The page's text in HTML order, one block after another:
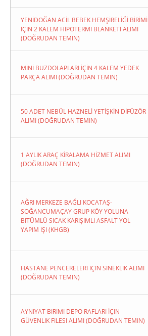
YENİDOĞAN ACİL BEBEK HEMŞİRELİĞİ BİRİMİ
İÇİN 2 KALEM HİPOTERMİ BLANKETİ ALIMI
(DOĞRUDAN TEMIN)
MİNİ BUZDOLAPLARI İÇİN 4 KALEM YEDEK
PARÇA ALIMI (DOĞRUDAN TEMIN)
50 ADET NEBÜL HAZNELİ YETİŞKİN DİFÜZÖR
ALIMI (DOĞRUDAN TEMIN)
1 AYLIK ARAÇ KİRALAMA HİZMET ALIMI
(DOĞRUDAN TEMIN)
AĞRI MERKEZE BAĞLI KOCATAŞ-
SOĞANCUMAÇAY GRUP KÖY YOLUNA
BITÜMLÜ SICAK KARIŞIMLI ASFALT YOL
YAPIM IŞI (KHGB)
HASTANE PENCERELERİ İÇİN SİNEKLİK ALIMI
(DOĞRUDAN TEMIN)
AYNIYAT BIRIMI DEPO RAFLARI İÇIN
GÜVENLIK FILESI ALIMI (DOĞRUDAN TEMIN)